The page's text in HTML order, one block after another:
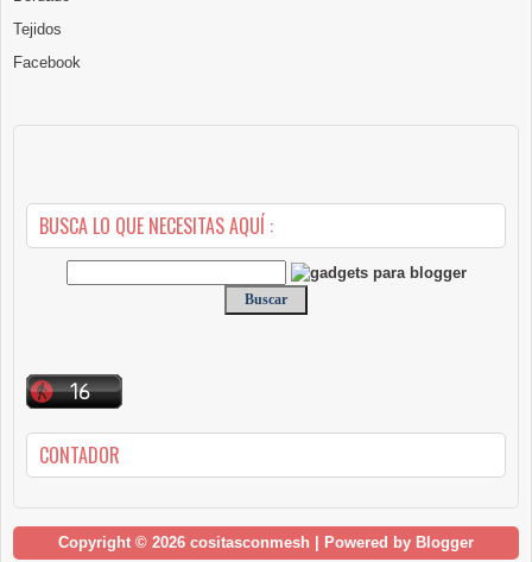
Tejidos
Facebook
BUSCA LO QUE NECESITAS AQUÍ :
CONTADOR
Copyright © 2026 cositasconmesh | Powered by Blogger